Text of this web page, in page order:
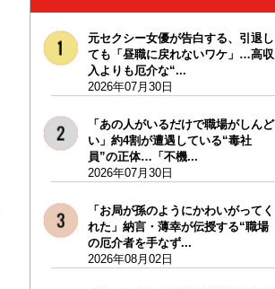
元セクシー女優が告白する、引退し
ても「昼職に戻れないワケ」…高収
入よりも厄介な“...
2026年07月30日
「あの人がいるだけで職場がしんど
い」約4割が遭遇している“毒社
員”の正体…「不機...
2026年07月30日
「お局が孫のようにかわいがってく
れた」納言・薄幸が伝授する“職場
の厄介者を手なず...
2026年08月02日